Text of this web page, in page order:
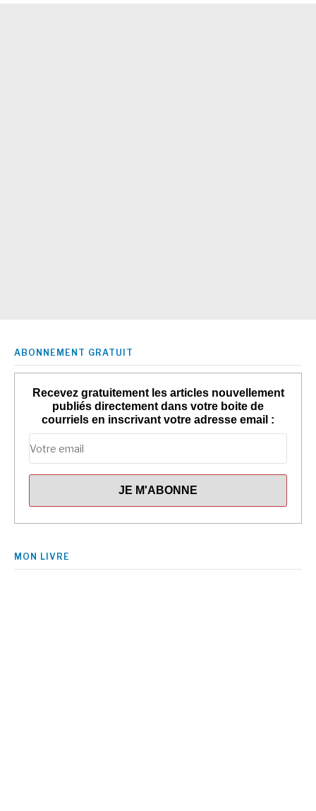
ABONNEMENT GRATUIT
Recevez gratuitement les articles nouvellement
publiés directement dans votre boite de
courriels en inscrivant votre adresse email :
MON LIVRE